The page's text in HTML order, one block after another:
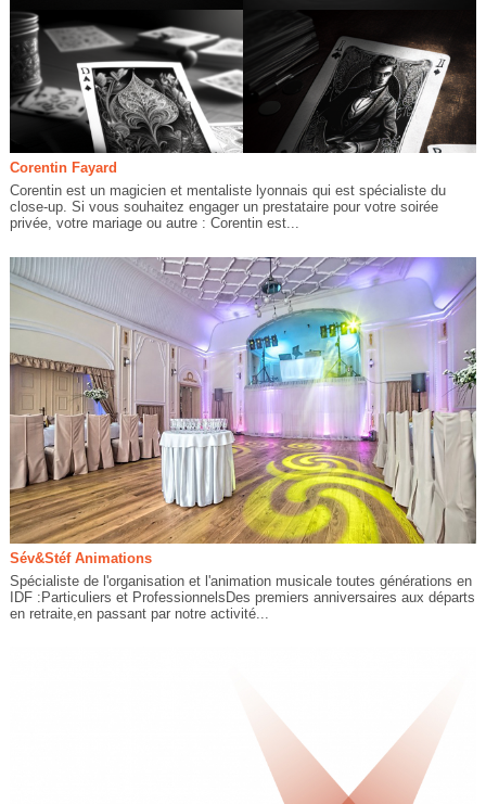
Corentin Fayard
Corentin est un magicien et mentaliste lyonnais qui est spécialiste du
close-up. Si vous souhaitez engager un prestataire pour votre soirée
privée, votre mariage ou autre : Corentin est...
Sév&Stéf Animations
Spécialiste de l'organisation et l'animation musicale toutes générations en
IDF :Particuliers et ProfessionnelsDes premiers anniversaires aux départs
en retraite,en passant par notre activité...